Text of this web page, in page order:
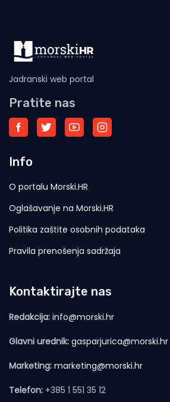
Jadranski web portal
Pratite nas
Info
O portalu Morski.HR
Oglašavanje na Morski.HR
Politika zaštite osobnih podataka
Pravila prenošenja sadržaja
Kontaktirajte nas
Redakcija: info@morski.hr
Glavni urednik: gasparjurica@morski.hr
Marketing: marketing@morski.hr
Telefon: +385 1 551 35 12